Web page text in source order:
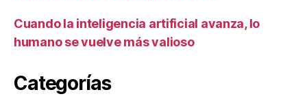
Cuando la inteligencia artificial avanza, lo
humano se vuelve más valioso
Categorías